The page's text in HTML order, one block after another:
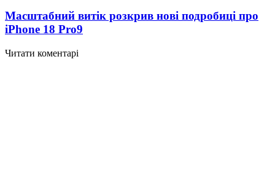
Масштабний витік розкрив нові подробиці про
iPhone 18 Pro9
Читати коментарі